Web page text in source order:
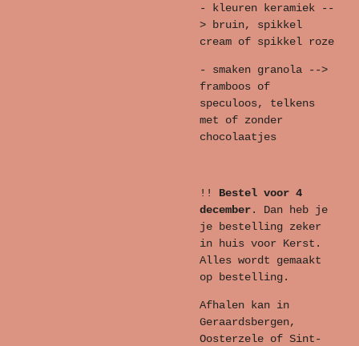
- kleuren keramiek --
> bruin, spikkel
cream of spikkel roze
- smaken granola -->
framboos of
speculoos, telkens
met of zonder
chocolaatjes
!! Bestel voor 4
december. Dan heb je
je bestelling zeker
in huis voor Kerst.
Alles wordt gemaakt
op bestelling.
Afhalen kan in
Geraardsbergen,
Oosterzele of Sint-